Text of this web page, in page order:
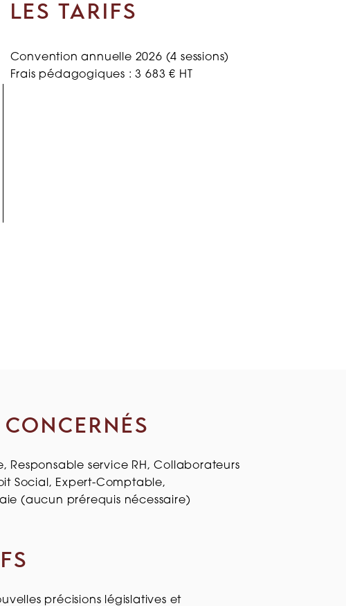
LES TARIFS
Convention annuelle 2026 (4 sessions)
Frais pédagogiques : 3 683 € HT
CONCERNÉS
Responsable service RH, Collaborateurs
Social, Expert-Comptable,
(aucun prérequis nécessaire)
précisions législatives et